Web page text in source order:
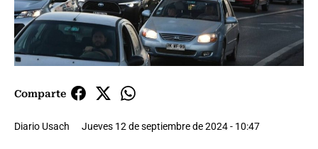
Comparte
Diario Usach Jueves 12 de septiembre de 2024 - 10:47